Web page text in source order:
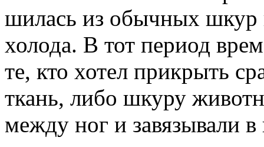
шилась из обычных шкур
холода. В тот период
те, кто хотел прикрыть
ткань, либо шкуру
между ног и завязывали в